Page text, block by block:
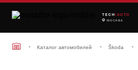
TECH /AUTO
МОСКВА
Каталог автомобилей Škoda